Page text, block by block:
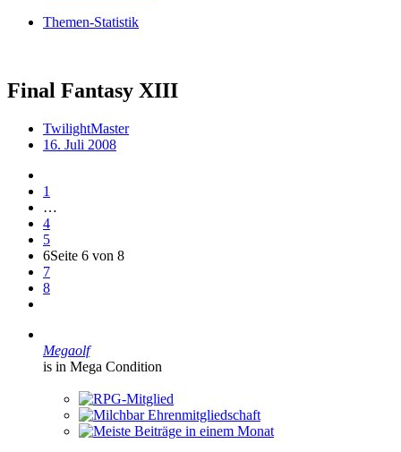
Themen-Statistik
Final Fantasy XIII
TwilightMaster
16. Juli 2008
1
…
4
5
6Seite 6 von 8
7
8
Megaolf
is in Mega Condition